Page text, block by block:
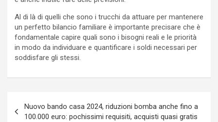
Al di là di quelli che sono i trucchi da attuare per mantenere
un perfetto bilancio familiare è importante precisare che è
fondamentale capire quali sono i bisogni reali e le priorità
in modo da individuare e quantificare i soldi necessari per
soddisfare gli stessi.
articoli
Nuovo bando casa 2024, riduzioni bomba anche fino a
100.000 euro: pochissimi requisiti, acquisti quasi gratis